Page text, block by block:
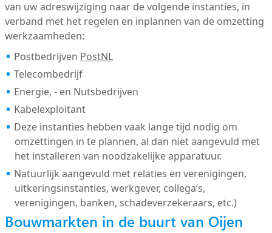
van uw adreswijziging naar de volgende instanties, in
verband met het regelen en inplannen van de omzetting
werkzaamheden:
Postbedrijven PostNL
Telecombedrijf
Energie, - en Nutsbedrijven
Kabelexploitant
Deze instanties hebben vaak lange tijd nodig om
omzettingen in te plannen, al dan niet aangevuld met
het installeren van noodzakelijke apparatuur.
Natuurlijk aangevuld met relaties en verenigingen,
uitkeringsinstanties, werkgever, collega’s,
verenigingen, banken, schadeverzekeraars, etc.)
Bouwmarkten in de buurt van Oijen